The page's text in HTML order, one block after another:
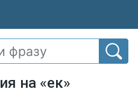
на «ек»